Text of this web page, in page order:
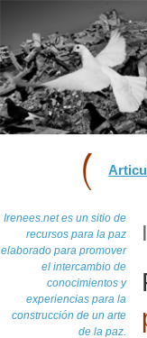
Irenees.net es un sitio de
recursos para la paz
elaborado para promover
el intercambio de
conocimientos y
experiencias para la
construcción de un arte
de la paz.